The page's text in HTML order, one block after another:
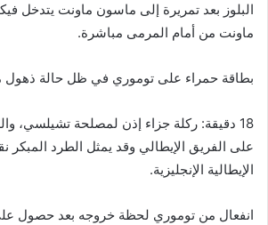
البلوز بعد تمريرة إلى ماسون ماونت يتدخل
ماونت من أمام المرمى مباشرة.
بطاقة حمراء على توموري في ظل حالة ذهول
18 دقيقة: ركلة جزاء إذن لمصلحة تشيلسي،
على الفريق الإيطالي وقد يمثل الطرد
الإيطالية الإنجليزية.
انفعال من توموري لحظة خروجه بعد حصول